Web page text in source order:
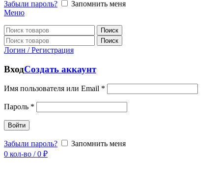
Забыли пароль?
Запомнить меня
Меню
Поиск
Поиск
Логин / Регистрация
ВходСоздать аккаунт
Имя пользователя или Email *
Пароль *
Войти
Забыли пароль?
Запомнить меня
0 кол-во / 0 ₽